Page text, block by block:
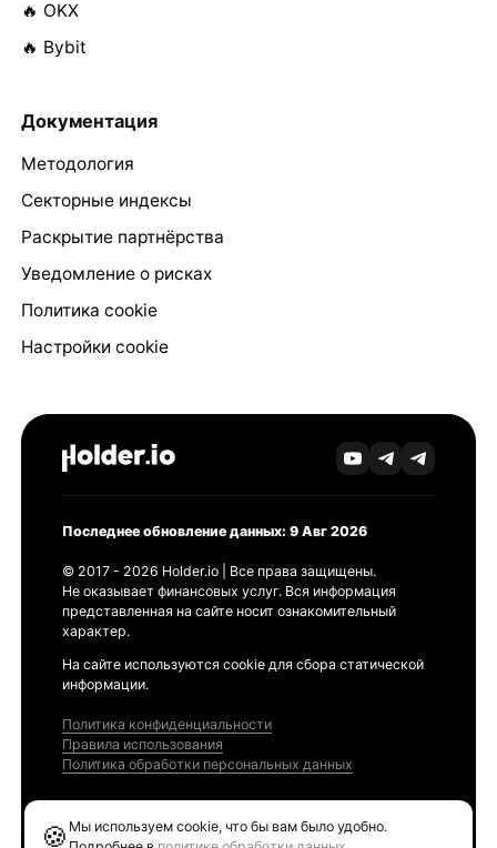
🔥 OKX
🔥 Bybit
Документация
Методология
Секторные индексы
Раскрытие партнёрства
Уведомление о рисках
Политика cookie
Настройки cookie
Последнее обновление данных: 9 Авг 2026
© 2017 - 2026 Holder.io | Все права защищены.
Не оказывает финансовых услуг. Вся информация
представленная на сайте носит ознакомительный
характер.
На сайте используются cookie для сбора статической
информации.
Политика конфиденциальности
Правила использования
Политика обработки персональных данных
🍪 Мы используем cookie, что бы вам было удобно.
Ethereum GAS Tracker